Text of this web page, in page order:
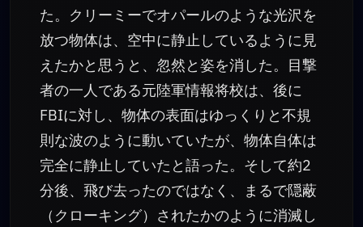
た。クリーミーでオパールのような光沢を
放つ物体は、空中に静止しているように見
えたかと思うと、忽然と姿を消した。目撃
者の一人である元陸軍情報将校は、後に
FBIに対し、物体の表面はゆっくりと不規
則な波のように動いていたが、物体自体は
完全に静止していたと語った。そして約2
分後、飛び去ったのではなく、まるで隠蔽
（クローキング）されたかのように消滅し